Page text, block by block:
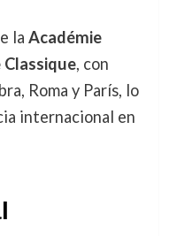
la Académie
, con
Roma y París, lo
internacional en